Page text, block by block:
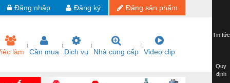
Đăng sản phẩm
Đăng ký
Đăng nhập
làm Cần mua Dịch vụ Nhà cung cấp Video clip
Tin tức
Quy
định